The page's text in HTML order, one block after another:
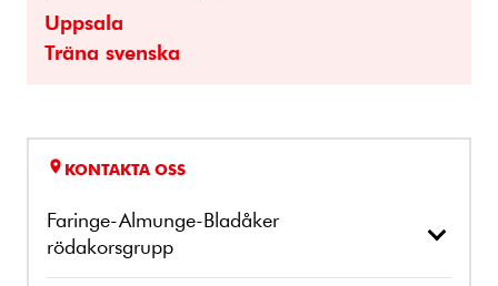
Uppsala
Träna svenska
KONTAKTA OSS
Faringe-Almunge-Bladåker
rödakorsgrupp